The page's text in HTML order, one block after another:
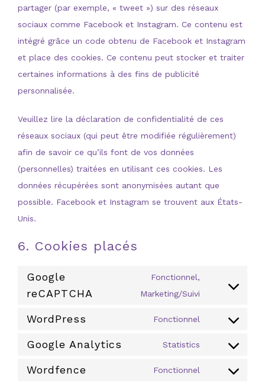
partager (par exemple, « tweet ») sur des réseaux
sociaux comme Facebook et Instagram. Ce contenu est
intégré grâce un code obtenu de Facebook et Instagram
et place des cookies. Ce contenu peut stocker et traiter
certaines informations à des fins de publicité
personnalisée.
Veuillez lire la déclaration de confidentialité de ces
réseaux sociaux (qui peut être modifiée régulièrement)
afin de savoir ce qu’ils font de vos données
(personnelles) traitées en utilisant ces cookies. Les
données récupérées sont anonymisées autant que
possible. Facebook et Instagram se trouvent aux États-
Unis.
6. Cookies placés
Google
reCAPTCHA
Fonctionnel,
Marketing/Suivi
Consent
service
google-
WordPress
Fonctionnel
Consent
wordpress
Google Analytics
Statistics
Consent
Wordfence
Fonctionnel
Consent